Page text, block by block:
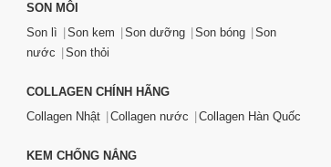
SON MÔI
Son lì
Son kem Son dưỡng Son bóng
Son
nước
Son thỏi
COLLAGEN CHÍNH HÃNG
Collagen Nhật
Collagen nước Collagen Hàn Quốc
KEM CHỐNG NẮNG